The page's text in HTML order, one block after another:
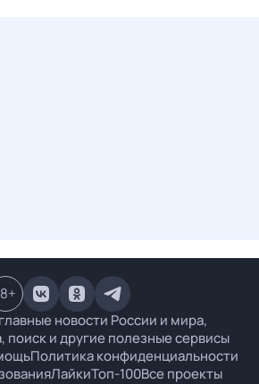
новости России и мира,
поиск и другие полезные сервисы
Политика конфиденциальности
ЛайкиТоп-100Все проекты
+